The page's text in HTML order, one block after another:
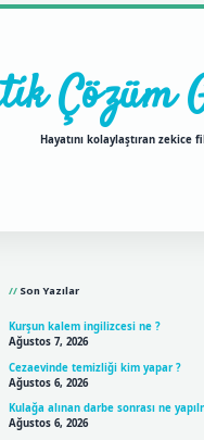
Çözüm
Hayatını kolaylaştıran zekice
Son Yazılar
Kurşun kalem ingilizcesi ne ?
Ağustos 7, 2026
Cezaevinde temizliği kim yapar ?
Ağustos 6, 2026
Kulağa alınan darbe sonrası ne
Ağustos 6, 2026